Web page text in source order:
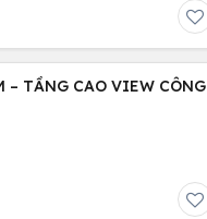
– TẦNG CAO VIEW CÔNG